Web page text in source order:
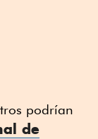
podrían
de